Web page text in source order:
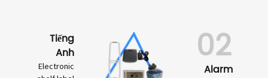
Tiếng
Anh
Electronic
02
Alarm